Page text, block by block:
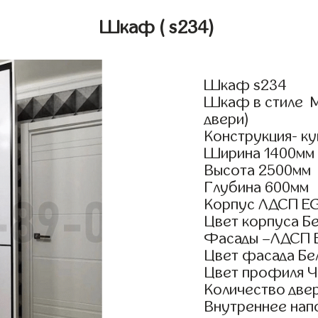
Шкаф ( s234)
Шкаф s234
Шкаф в стиле
двери)
Конструкция-
Ширина 1400мм
Высота 2500мм
Глубина 600мм
Корпус ЛДСП
Цвет корпуса
Фасады –ЛДСП
Цвет фасада
Цвет профиля
Количество
Внутреннее